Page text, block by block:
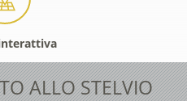
ALLO STELVIO